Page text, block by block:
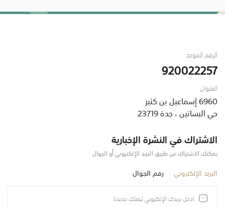
الرقم الموحد
920022257
العنوان
6960 إسماعيل بن كثير
حي البساتين ، جدة 23719
الاشتراك في النشرة الإخبارية
يمكنك الاشتراك عن طريق البريد الإلكتروني أو الجوال
البريد الإلكتروني رقم الجوال